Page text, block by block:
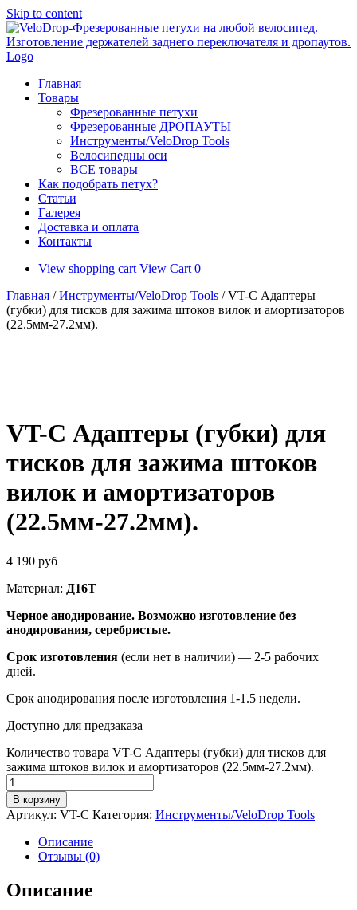
Skip to content
Главная
Товары
Фрезерованные петухи
Фрезерованные ДРОПАУТЫ
Инструменты/VeloDrop Tools
Велосипедны оси
ВСЕ товары
Как подобрать петух?
Статьи
Галерея
Доставка и оплата
Контакты
View shopping cart View Cart 0
Главная /Инструменты/VeloDrop Tools / VT-C Адаптеры
(губки) для тисков для зажима штоков вилок и амортизаторов
(22.5мм-27.2мм).
VT-C Адаптеры (губки) для
тисков для зажима штоков
вилок и амортизаторов
(22.5мм-27.2мм).
4 190 руб
Материал: Д16Т
Черное анодирование. Возможно изготовление без
анодирования, серебристые.
Срок изготовления (если нет в наличии) — 2-5 рабочих
дней.
Срок анодирования после изготовления 1-1.5 недели.
Доступно для предзаказа
Количество товара VT-C Адаптеры (губки) для тисков для
зажима штоков вилок и амортизаторов (22.5мм-27.2мм).
В корзину
Артикул: VT-C Категория: Инструменты/VeloDrop Tools
Описание
Отзывы (0)
Описание